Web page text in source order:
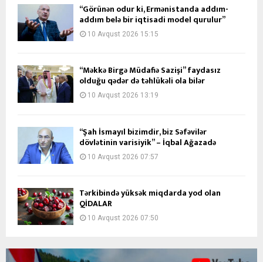
“Görünən odur ki, Ermənistanda addım-
addım belə bir iqtisadi model qurulur”
10 Avqust 2026 15:15
“Məkkə Birgə Müdafiə Sazişi” faydasız
olduğu qədər də təhlükəli ola bilər
10 Avqust 2026 13:19
“Şah İsmayıl bizimdir, biz Səfəvilər
dövlətinin varisiyik” – İqbal Ağazadə
10 Avqust 2026 07:57
Tərkibində yüksək miqdarda yod olan
QİDALAR
10 Avqust 2026 07:50